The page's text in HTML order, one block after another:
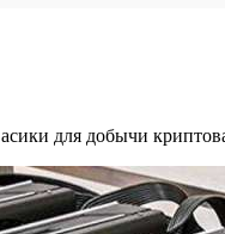
асики для добычи